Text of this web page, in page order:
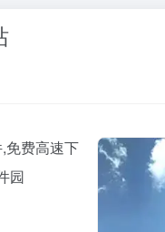
免费高速下
园